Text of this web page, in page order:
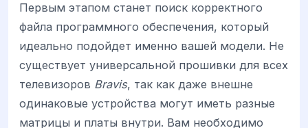
Первым этапом станет поиск корректного
файла программного обеспечения, который
идеально подойдет именно вашей модели. Не
существует универсальной прошивки для всех
телевизоров Bravis, так как даже внешне
одинаковые устройства могут иметь разные
матрицы и платы внутри. Вам необходимо